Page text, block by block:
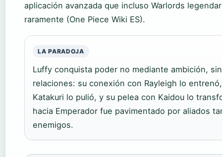
aplicación avanzada que incluso Warlords
raramente (One Piece Wiki ES).
LA PARADOJA
Luffy conquista poder no mediante ambición,
relaciones: su conexión con Rayleigh lo
Katakuri lo pulió, y su pelea con Kaidou lo
hacia Emperador fue pavimentado por aliados
enemigos.